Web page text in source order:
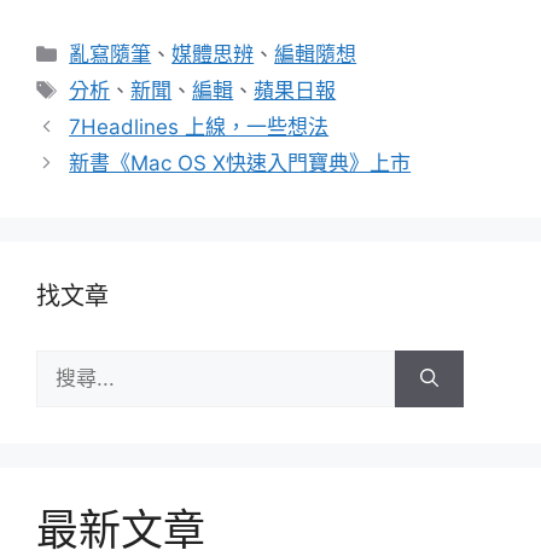
分
類
亂寫隨筆 、媒體思辨 、編輯隨想
標
籤
分析 、新聞 、編輯 、蘋果日報
7Headlines 上線，一些想法
新書《Mac OS X快速入門寶典》上市
找文章
尋:
最新文章